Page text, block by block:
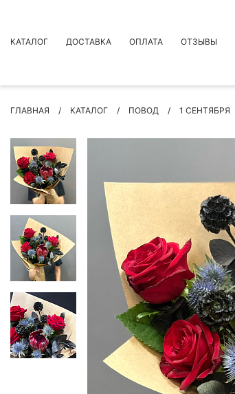
КАТАЛОГ
БУКЕТЫ
ЦВЕТЫ
ПОВОД
РОЗЫ
БУКЕТЫ НЕВЕСТЫ
ПОДАРКИ
КОМПОЗИЦИИ ЦВЕТОВ
СУХОЦВЕТЫ
ИНДИВИДУАЛЬНЫЙ ЗАКАЗ
ЦВЕТЫ ДЛЯ ПОХОРОН
ДОСТАВКА ОПЛАТА ОТЗЫВЫ
ГЛАВНАЯ КАТАЛОГ ПОВОД 1 СЕНТЯБРЯ